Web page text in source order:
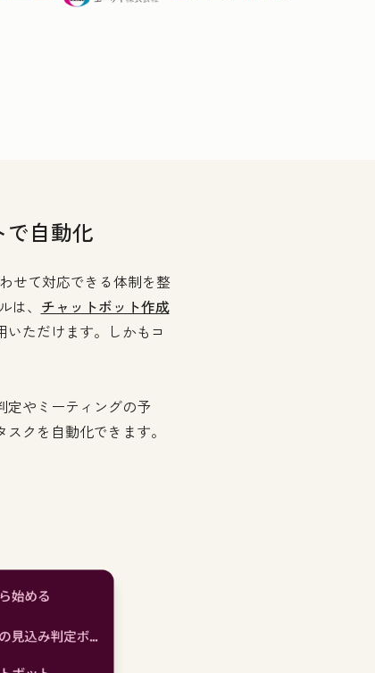
で自動化
せて対応できる体制を整
、 チャットボット作成
ただけます。しかもコ
定やミーティングの予
クを自動化できます。